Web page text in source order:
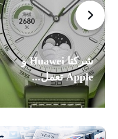
شركتا Huawei و
Apple تعمل...